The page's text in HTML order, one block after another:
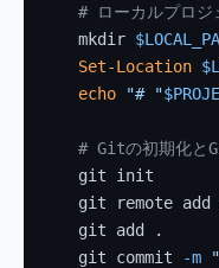
# ローカルプロジ
    mkdir
Set-Location
echo
"# "
# Gitの初期化と
    git init
git remote add
    git add .
    git commit
-m